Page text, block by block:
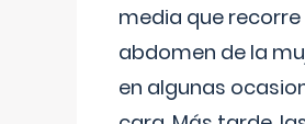
media que recorre
abdomen de la
en algunas